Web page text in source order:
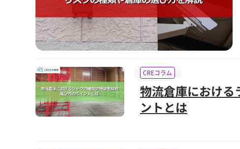
CREコラム
物流倉庫における
ントとは